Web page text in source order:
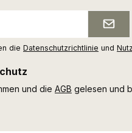
die Datenschutzrichtlinie und
und die AGB gelesen und